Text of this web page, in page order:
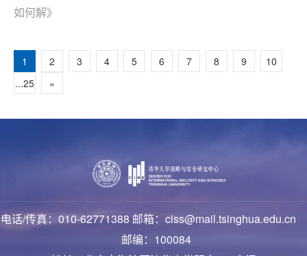
如何解》
1 2 3 4 5 6 7 8 9
10
...25
»
电话/传真：010-62771388 邮箱：ciss@mail.tsinghua.edu.cn
邮编：100084